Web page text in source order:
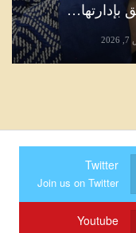
بإدارتها…
Twitter
Join us on Twitter
Youtube